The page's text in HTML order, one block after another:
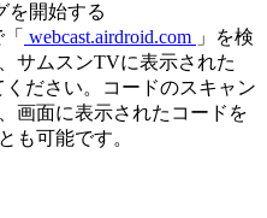
を開始する
webcast.airdroid.com 」を検
サムスンTVに表示された
ださい。コードのスキャン
画面に表示されたコードを
も可能です。